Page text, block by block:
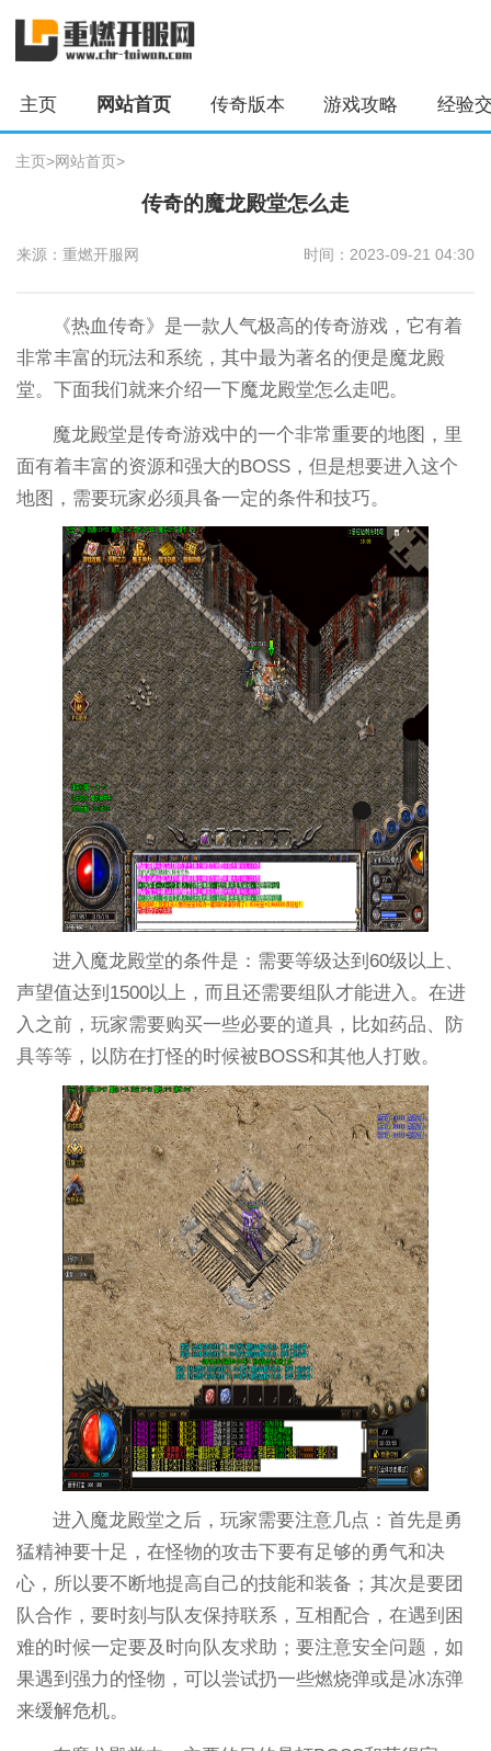
主页 网站首页 传奇版本 游戏攻略 经验
主页>网站首页>
传奇的魔龙殿堂怎么走
来源：重燃开服网 时间：2023-09-21 04:30
《热血传奇》是一款人气极高的传奇游戏，它有着
非常丰富的玩法和系统，其中最为著名的便是魔龙殿
堂。下面我们就来介绍一下魔龙殿堂怎么走吧。
魔龙殿堂是传奇游戏中的一个非常重要的地图，里
面有着丰富的资源和强大的BOSS，但是想要进入这个
地图，需要玩家必须具备一定的条件和技巧。
进入魔龙殿堂的条件是：需要等级达到60级以上、
声望值达到1500以上，而且还需要组队才能进入。在进
入之前，玩家需要购买一些必要的道具，比如药品、防
具等等，以防在打怪的时候被BOSS和其他人打败。
进入魔龙殿堂之后，玩家需要注意几点：首先是勇
猛精神要十足，在怪物的攻击下要有足够的勇气和决
心，所以要不断地提高自己的技能和装备；其次是要团
队合作，要时刻与队友保持联系，互相配合，在遇到困
难的时候一定要及时向队友求助；要注意安全问题，如
果遇到强力的怪物，可以尝试扔一些燃烧弹或是冰冻弹
来缓解危机。